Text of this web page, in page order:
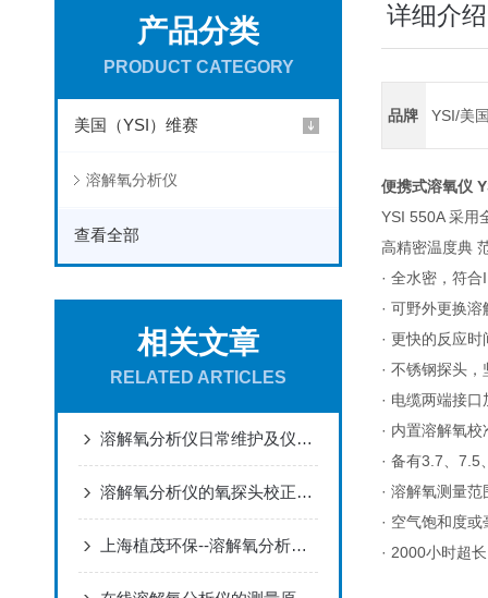
产品分类
PRODUCT CATEGORY
美国（YSI）维赛
溶解氧分析仪
查看全部
相关文章
RELATED ARTICLES
溶解氧分析仪日常维护及仪表标定
溶解氧分析仪的氧探头校正注意事项
上海植茂环保--溶解氧分析仪特点介绍
详细介绍
品牌 YSI/美
便携式溶氧仪
YSI 550A 采用
高精密温度典
· 全水密，符
· 可野外更换
· 更快的反应
· 不锈钢探头
· 电缆两端接
· 内置溶解氧
· 备有3.7、7.5
· 溶解氧测量
· 空气饱和度
· 2000小时超